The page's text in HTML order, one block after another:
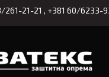
261-21-21 , +381 60/6233-